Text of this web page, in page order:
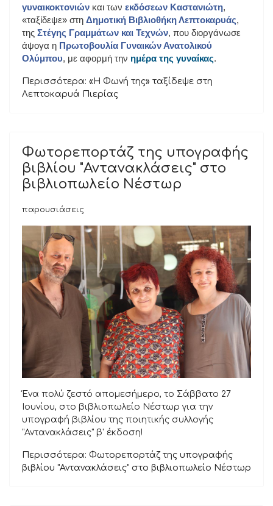
γυναικοκτονιών και των εκδόσεων Καστανιώτη,
«ταξίδεψε» στη Δημοτική Βιβλιοθήκη Λεπτοκαρυάς,
της Στέγης Γραμμάτων και Τεχνών, που διοργάνωσε
άψογα η Πρωτοβουλία Γυναικών Ανατολικού
Ολύμπου, με αφορμή την ημέρα της γυναίκας.
Περισσότερα: «Η Φωνή της» ταξίδεψε στη
Λεπτοκαρυά Πιερίας
Φωτορεπορτάζ της υπογραφής
βιβλίου "Αντανακλάσεις" στο
βιβλιοπωλείο Νέστωρ
παρουσιάσεις
Ένα πολύ ζεστό απομεσήμερο, το Σάββατο 27
Ιουνίου, στο βιβλιοπωλείο Νέστωρ για την
υπογραφή βιβλίου της ποιητικής συλλογής
"Αντανακλάσεις" β' έκδοση!
Περισσότερα: Φωτορεπορτάζ της υπογραφής
βιβλίου "Αντανακλάσεις" στο βιβλιοπωλείο Νέστωρ